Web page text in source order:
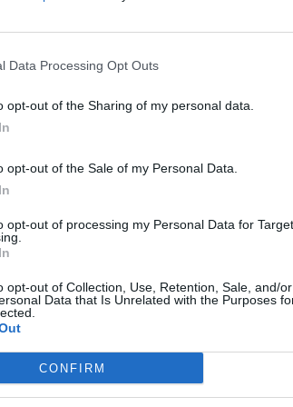
Data Processing Opt Outs
opt-out of the Sharing of my personal data.
opt-out of the Sale of my Personal Data.
opt-out of processing my Personal Data for
opt-out of Collection, Use, Retention, Sale, and/
Data that Is Unrelated with the Purposes
CONFIRM
Παυσανίας Αντωνίου
24χρονοΠαυσανία Αντωνίουπου
στην ομάδα του
τουΠΑΟΚ.
2020